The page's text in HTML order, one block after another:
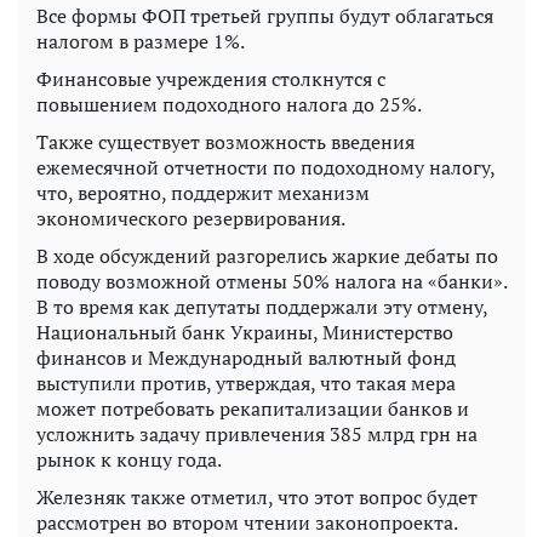
Все формы ФОП третьей группы будут облагаться
налогом в размере 1%.
Финансовые учреждения столкнутся с
повышением подоходного налога до 25%.
Также существует возможность введения
ежемесячной отчетности по подоходному налогу,
что, вероятно, поддержит механизм
экономического резервирования.
В ходе обсуждений разгорелись жаркие дебаты по
поводу возможной отмены 50% налога на «банки».
В то время как депутаты поддержали эту отмену,
Национальный банк Украины, Министерство
финансов и Международный валютный фонд
выступили против, утверждая, что такая мера
может потребовать рекапитализации банков и
усложнить задачу привлечения 385 млрд грн на
рынок к концу года.
Железняк также отметил, что этот вопрос будет
рассмотрен во втором чтении законопроекта.